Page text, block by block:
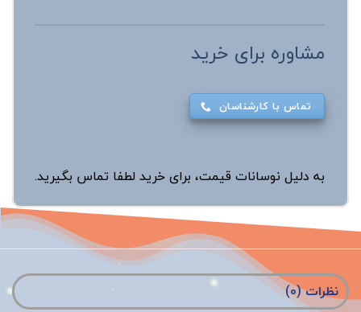
مشاوره برای خرید
تماس با کارشناسان
به دلیل نوسانات قیمت، برای خرید لطفا تماس بگیرید.
نظرات (0)